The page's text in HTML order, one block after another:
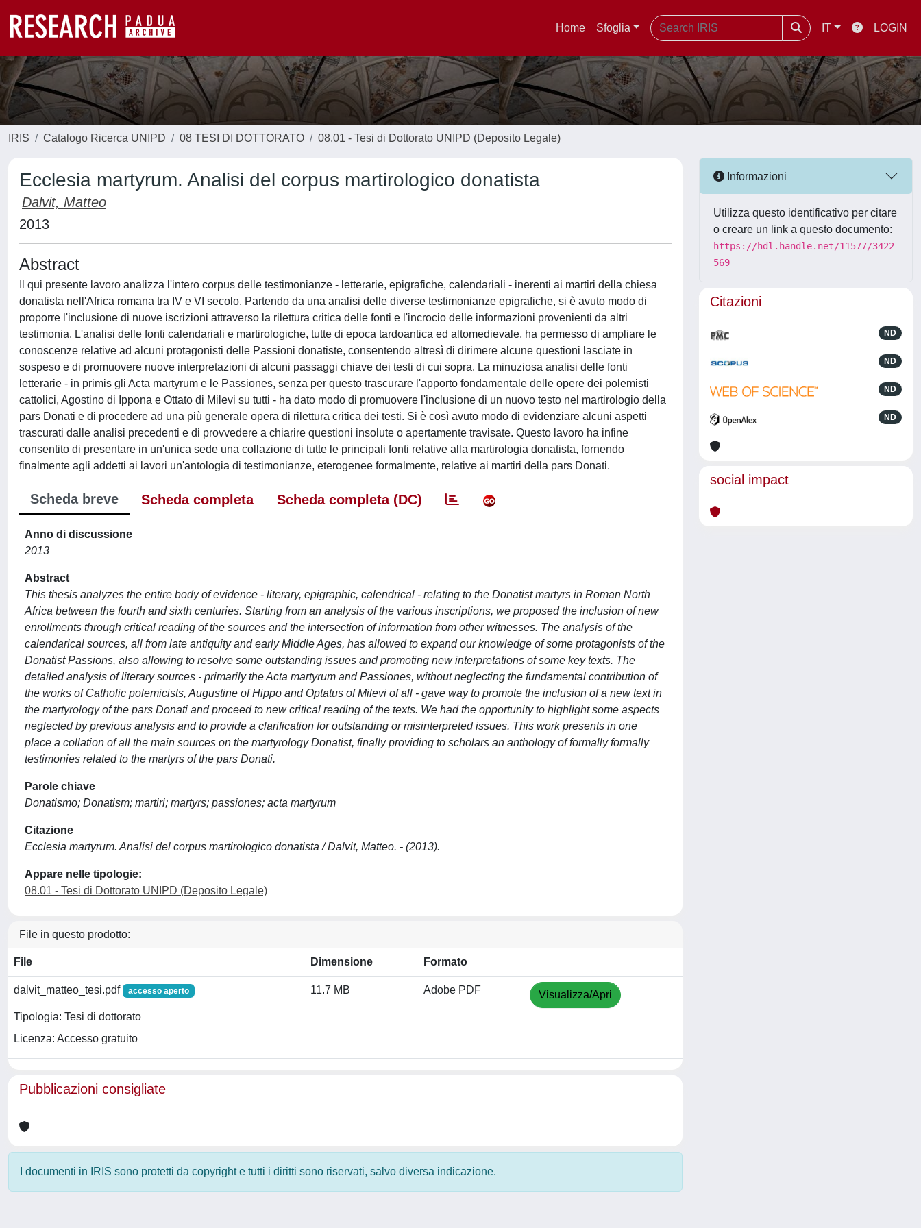
Home Sfoglia IT LOGIN
IRIS Catalogo Ricerca UNIPD 08 TESI DI DOTTORATO 08.01 - Tesi di Dottorato UNIPD (Deposito Legale)
Ecclesia martyrum. Analisi del corpus martirologico donatista
Dalvit, Matteo
2013
Abstract
Il qui presente lavoro analizza l'intero corpus delle testimonianze - letterarie, epigrafiche, calendariali - inerenti ai martiri della chiesa
donatista nell'Africa romana tra IV e VI secolo. Partendo da una analisi delle diverse testimonianze epigrafiche, si è avuto modo di
proporre l'inclusione di nuove iscrizioni attraverso la rilettura critica delle fonti e l'incrocio delle informazioni provenienti da altri
testimonia. L'analisi delle fonti calendariali e martirologiche, tutte di epoca tardoantica ed altomedievale, ha permesso di ampliare le
conoscenze relative ad alcuni protagonisti delle Passioni donatiste, consentendo altresì di dirimere alcune questioni lasciate in
sospeso e di promuovere nuove interpretazioni di alcuni passaggi chiave dei testi di cui sopra. La minuziosa analisi delle fonti
letterarie - in primis gli Acta martyrum e le Passiones, senza per questo trascurare l'apporto fondamentale delle opere dei polemisti
cattolici, Agostino di Ippona e Ottato di Milevi su tutti - ha dato modo di promuovere l'inclusione di un nuovo testo nel martirologio della
pars Donati e di procedere ad una più generale opera di rilettura critica dei testi. Si è così avuto modo di evidenziare alcuni aspetti
trascurati dalle analisi precedenti e di provvedere a chiarire questioni insolute o apertamente travisate. Questo lavoro ha infine
consentito di presentare in un'unica sede una collazione di tutte le principali fonti relative alla martirologia donatista, fornendo
finalmente agli addetti ai lavori un'antologia di testimonianze, eterogenee formalmente, relative ai martiri della pars Donati.
Scheda breve Scheda completa Scheda completa (DC)
Anno di discussione
2013
Abstract
This thesis analyzes the entire body of evidence - literary, epigraphic, calendrical - relating to the Donatist martyrs in Roman North
Africa between the fourth and sixth centuries. Starting from an analysis of the various inscriptions, we proposed the inclusion of new
enrollments through critical reading of the sources and the intersection of information from other witnesses. The analysis of the
calendarical sources, all from late antiquity and early Middle Ages, has allowed to expand our knowledge of some protagonists of the
Donatist Passions, also allowing to resolve some outstanding issues and promoting new interpretations of some key texts. The
detailed analysis of literary sources - primarily the Acta martyrum and Passiones, without neglecting the fundamental contribution of
the works of Catholic polemicists, Augustine of Hippo and Optatus of Milevi of all - gave way to promote the inclusion of a new text in
the martyrology of the pars Donati and proceed to new critical reading of the texts. We had the opportunity to highlight some aspects
neglected by previous analysis and to provide a clarification for outstanding or misinterpreted issues. This work presents in one
place a collation of all the main sources on the martyrology Donatist, finally providing to scholars an anthology of formally formally
testimonies related to the martyrs of the pars Donati.
Parole chiave
Donatismo; Donatism; martiri; martyrs; passiones; acta martyrum
Citazione
Ecclesia martyrum. Analisi del corpus martirologico donatista / Dalvit, Matteo. - (2013).
Appare nelle tipologie:
08.01 - Tesi di Dottorato UNIPD (Deposito Legale)
File in questo prodotto:
File Dimensione Formato
dalvit_matteo_tesi.pdf accesso aperto
Tipologia: Tesi di dottorato
Licenza: Accesso gratuito
11.7 MB Adobe PDF Visualizza/Apri
Pubblicazioni consigliate
I documenti in IRIS sono protetti da copyright e tutti i diritti sono riservati, salvo diversa indicazione.
Informazioni
Utilizza questo identificativo per citare
o creare un link a questo documento:
https://hdl.handle.net/11577/3422
569
Citazioni
ND
ND
ND
ND
social impact